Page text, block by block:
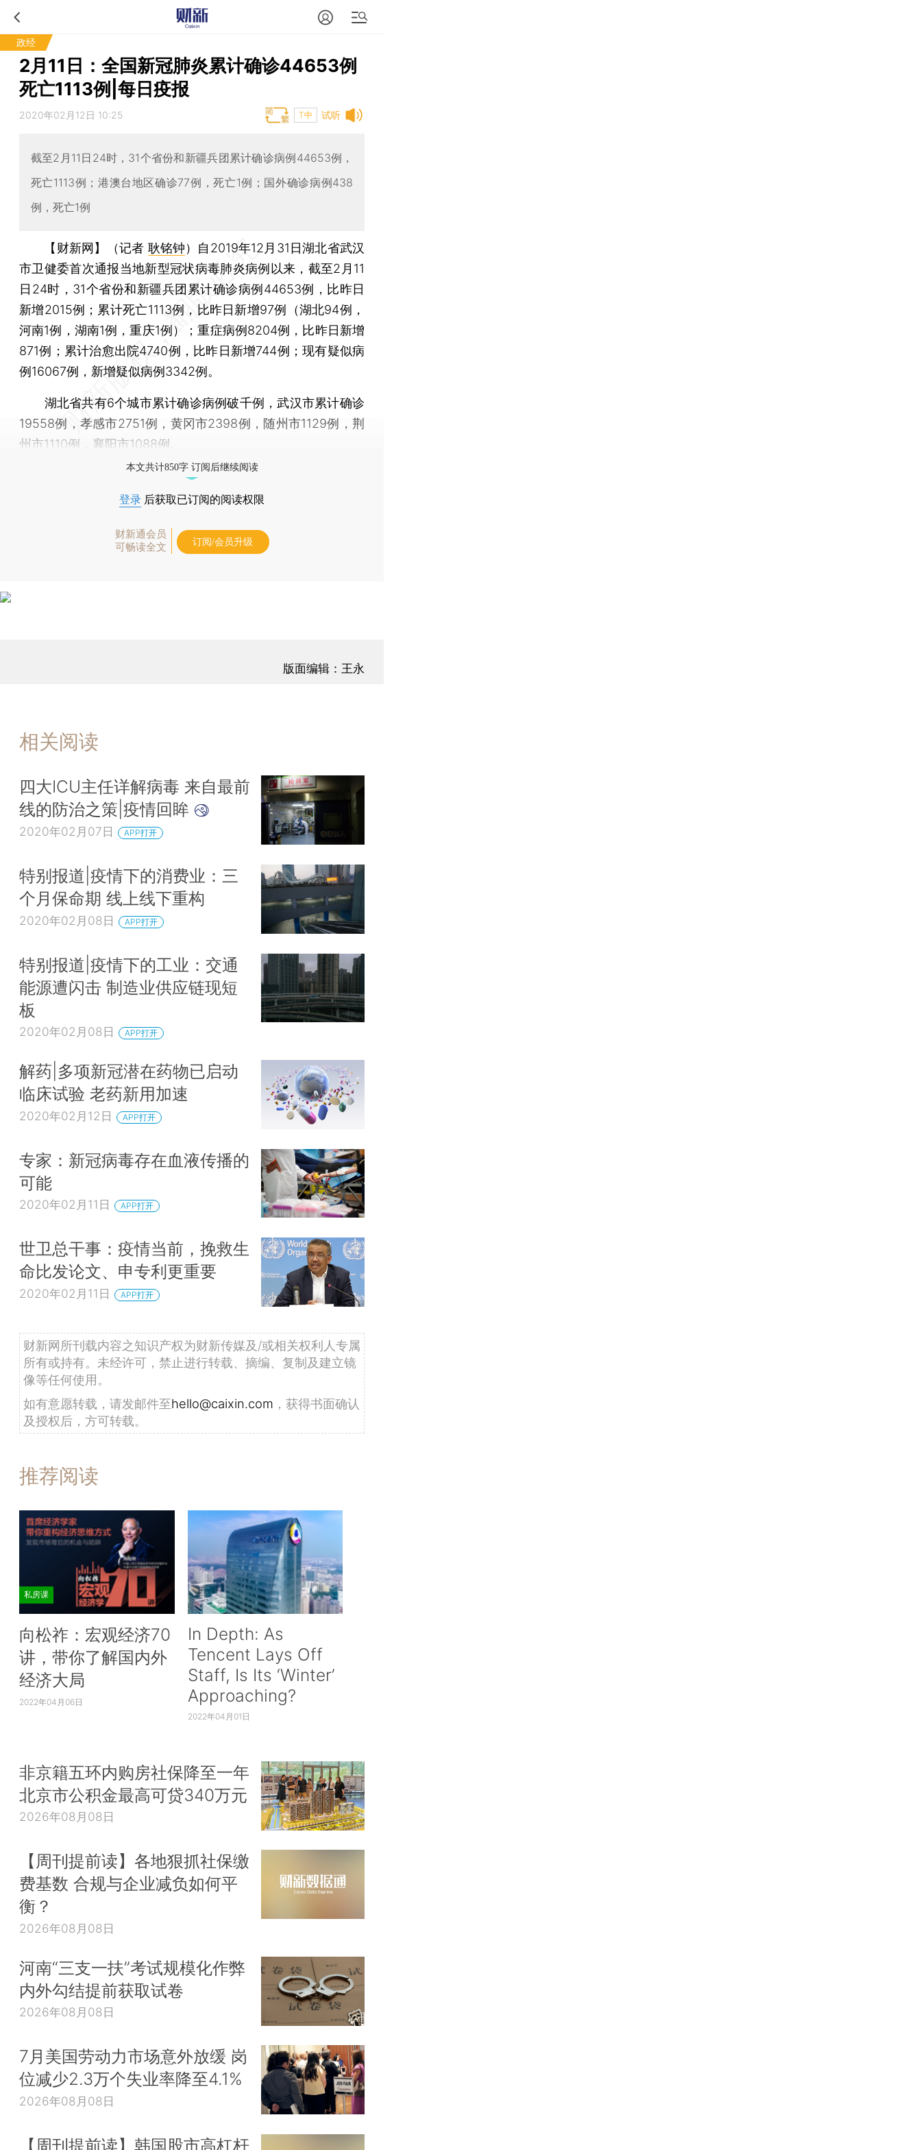
政经
2月11日：全国新冠肺炎累计确诊44653例
死亡1113例|每日疫报
试听
2020年02月12日 10:25 T中
截至2月11日24时，31个省份和新疆兵团累计确诊病例44653例，
死亡1113例；港澳台地区确诊77例，死亡1例；国外确诊病例438
例，死亡1例
【财新网】（记者 耿铭钟） 自2019年12月31日湖北省武汉
市卫健委首次通报当地新型冠状病毒肺炎病例以来，截至2月11
日24时，31个省份和新疆兵团累计确诊病例44653例，比昨日
新增2015例；累计死亡1113例，比昨日新增97例（湖北94例，
河南1例，湖南1例，重庆1例）；重症病例8204例，比昨日新增
871例；累计治愈出院4740例，比昨日新增744例；现有疑似病
例16067例，新增疑似病例3342例。
湖北省共有6个城市累计确诊病例破千例，武汉市累计确诊
19558例，孝感市2751例，黄冈市2398例，随州市1129例，荆
州市1110例，襄阳市1088例。
本文共计850字 订阅后继续阅读
登录 后获取已订阅的阅读权限
财新通会员
可畅读全文
订阅/会员升级
版面编辑：王永
相关阅读
四大ICU主任详解病毒 来自最前
线的防治之策|疫情回眸
2020年02月07日 APP打开
特别报道|疫情下的消费业：三
个月保命期 线上线下重构
2020年02月08日 APP打开
特别报道|疫情下的工业：交通
能源遭闪击 制造业供应链现短
板
2020年02月08日 APP打开
解药|多项新冠潜在药物已启动
临床试验 老药新用加速
2020年02月12日 APP打开
专家：新冠病毒存在血液传播的
可能
2020年02月11日 APP打开
世卫总干事：疫情当前，挽救生
命比发论文、申专利更重要
2020年02月11日 APP打开
财新网所刊载内容之知识产权为财新传媒及/或相关权利人专属
所有或持有。未经许可，禁止进行转载、摘编、复制及建立镜
像等任何使用。
如有意愿转载，请发邮件至hello@caixin.com ，获得书面确认
及授权后，方可转载。
推荐阅读
私房课
向松祚：宏观经济70
讲，带你了解国内外
经济大局
2022年04月06日
In Depth: As
Tencent Lays Off
Staff, Is Its ‘Winter’
Approaching?
2022年04月01日
非京籍五环内购房社保降至一年
北京市公积金最高可贷340万元
2026年08月08日
【周刊提前读】各地狠抓社保缴
费基数 合规与企业减负如何平
衡？
2026年08月08日
河南“三支一扶”考试规模化作弊
内外勾结提前获取试卷
2026年08月08日
7月美国劳动力市场意外放缓 岗
位减少2.3万个失业率降至4.1%
2026年08月08日
【周刊提前读】韩国股市高杠杆